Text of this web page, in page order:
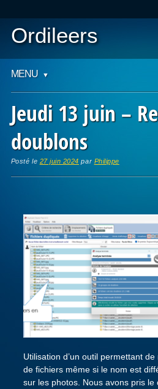
Ordileers
Main menu
content
MENU
Jeudi 13 juin –
doublons
Posté le 27 juin 2024 par Philippe
Utilisation d’un outil permettant
de fichiers même si le nom est
sur les photos. Nous avons pris le